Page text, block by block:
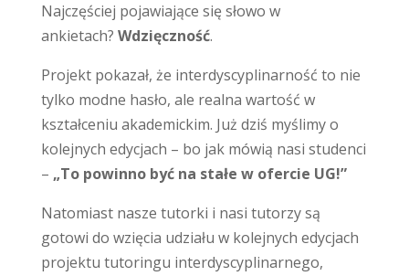
Najczęściej pojawiające się słowo w
ankietach? Wdzięczność.
Projekt pokazał, że interdyscyplinarność to nie
tylko modne hasło, ale realna wartość w
kształceniu akademickim. Już dziś myślimy o
kolejnych edycjach – bo jak mówią nasi studenci
– „To powinno być na stałe w ofercie UG!”
Natomiast nasze tutorki i nasi tutorzy są
gotowi do wzięcia udziału w kolejnych edycjach
projektu tutoringu interdyscyplinarnego,